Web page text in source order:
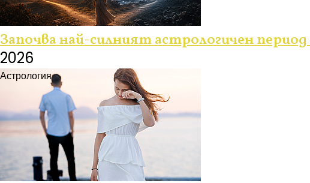
Започва най-силният астрологичен
2026
Астрология